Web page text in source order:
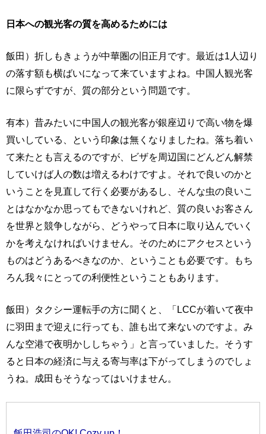
日本への観光客の質を高めるためには
飯田）折しもきょうが中華圏の旧正月です。最近は1人辺り
の落す額も横ばいになって来ていますよね。中国人観光客
に限らずですが、質の部分という問題です。
有本）昔みたいに中国人の観光客が銀座辺りで高い物を爆
買いしている、という印象は無くなりましたね。落ち着い
て来たとも言えるのですが、ビザを周辺国にどんどん解禁
していけば人の数は増えるわけですよ。それで良いのかと
いうことを見直して行く必要があるし、そんな虫の良いこ
とはなかなか思ってもできないけれど、質の良いお客さん
を世界と競争しながら、どうやって日本に取り込んでいく
かを考えなければいけません。そのためにアクセスという
ものはどうあるべきなのか、ということも必要です。もち
ろん我々にとっての利便性ということもあります。
飯田）タクシー運転手の方に聞くと、「LCCが着いて夜中
に羽田まで迎えに行っても、誰も出て来ないのですよ。み
んな空港で夜明かししちゃう」と言っていました。そうす
ると日本の経済に与える寄与率は下がってしまうのでしょ
うね。成田もそうなってはいけません。